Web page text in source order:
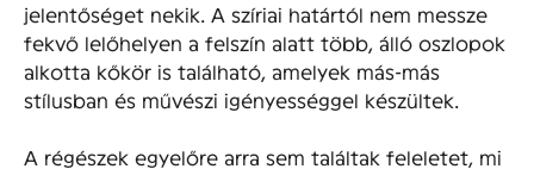
jelentőséget nekik. A szíriai határtól nem messze
fekvő lelőhelyen a felszín alatt több, álló oszlopok
alkotta kőkör is található, amelyek más-más
stílusban és művészi igényességgel készültek.
A régészek egyelőre arra sem találtak feleletet, mi